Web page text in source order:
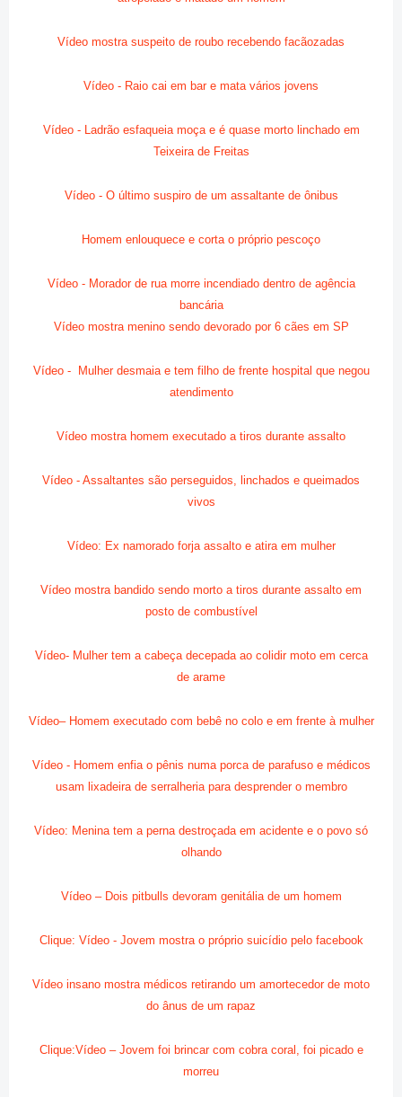
Vídeo mostra suspeito de roubo recebendo facãozadas
Vídeo - Raio cai em bar e mata vários jovens
Vídeo - Ladrão esfaqueia moça e é quase morto linchado em
Teixeira de Freitas
Vídeo - O último suspiro de um assaltante de ônibus
Homem enlouquece e corta o próprio pescoço
Vídeo - Morador de rua morre incendiado dentro de agência
bancária
Vídeo mostra menino sendo devorado por 6 cães em SP
Vídeo - Mulher desmaia e tem filho de frente hospital que negou
atendimento
Vídeo mostra homem executado a tiros durante assalto
Vídeo - Assaltantes são perseguidos, linchados e queimados
vivos
Vídeo: Ex namorado forja assalto e atira em mulher
Vídeo mostra bandido sendo morto a tiros durante assalto em
posto de combustível
Vídeo- Mulher tem a cabeça decepada ao colidir moto em cerca
de arame
Vídeo– Homem executado com bebê no colo e em frente à mulher
Vídeo - Homem enfia o pênis numa porca de parafuso e médicos
usam lixadeira de serralheria para desprender o membro
Vídeo: Menina tem a perna destroçada em acidente e o povo só
olhando
Vídeo – Dois pitbulls devoram genitália de um homem
Clique: Vídeo - Jovem mostra o próprio suicídio pelo facebook
Vídeo insano mostra médicos retirando um amortecedor de moto
do ânus de um rapaz
Clique:Vídeo – Jovem foi brincar com cobra coral, foi picado e
morreu